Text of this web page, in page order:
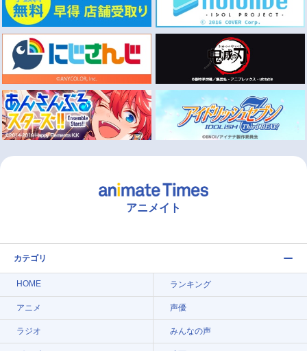
アニメイト
カテゴリ
HOME ランキング
アニメ 声優
ラジオ みんなの声